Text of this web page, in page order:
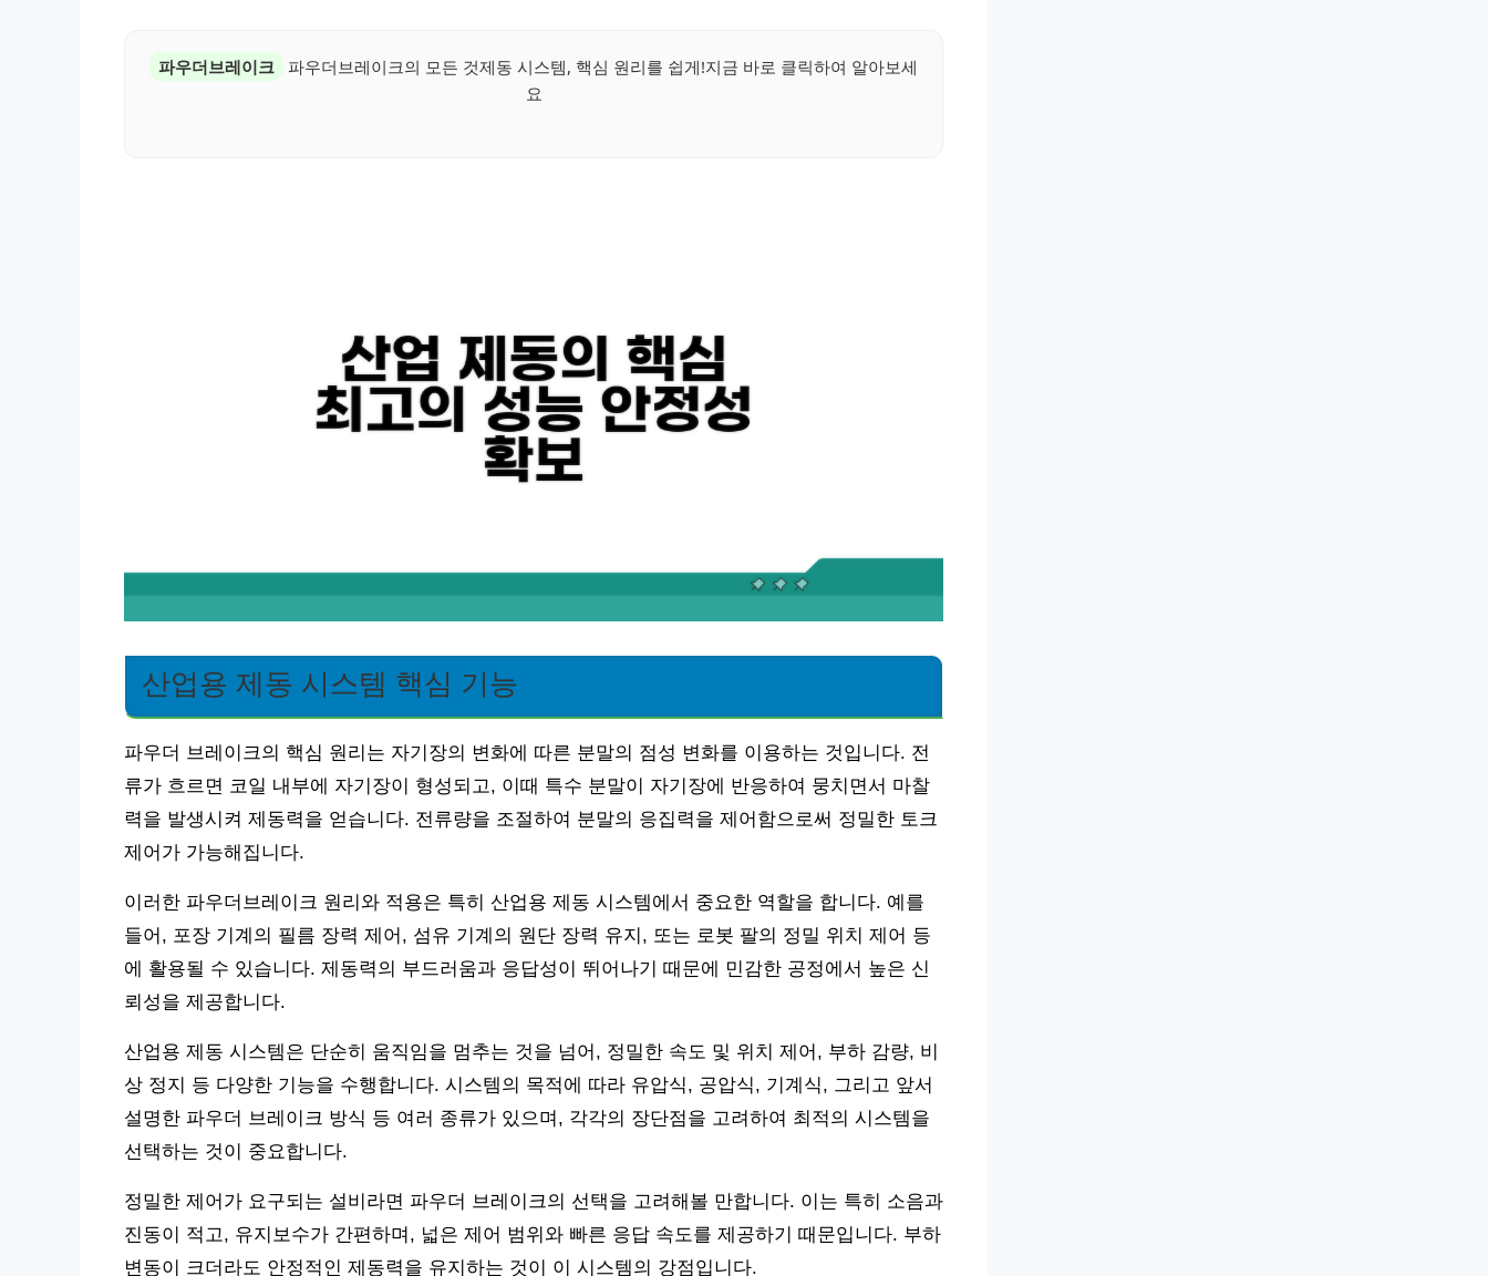
파우더브레이크
파우더브레이크의 모든 것제동 시스템, 핵심 원리를 쉽게!지금 바로 클릭하여 알아보세
요
산업용 제동 시스템 핵심 기능
파우더 브레이크의 핵심 원리는 자기장의 변화에 따른 분말의 점성 변화를 이용하는 것입니다. 전
류가 흐르면 코일 내부에 자기장이 형성되고, 이때 특수 분말이 자기장에 반응하여 뭉치면서 마찰
력을 발생시켜 제동력을 얻습니다. 전류량을 조절하여 분말의 응집력을 제어함으로써 정밀한 토크
제어가 가능해집니다.
이러한 파우더브레이크 원리와 적용은 특히 산업용 제동 시스템에서 중요한 역할을 합니다. 예를
들어, 포장 기계의 필름 장력 제어, 섬유 기계의 원단 장력 유지, 또는 로봇 팔의 정밀 위치 제어 등
에 활용될 수 있습니다. 제동력의 부드러움과 응답성이 뛰어나기 때문에 민감한 공정에서 높은 신
뢰성을 제공합니다.
산업용 제동 시스템은 단순히 움직임을 멈추는 것을 넘어, 정밀한 속도 및 위치 제어, 부하 감량, 비
상 정지 등 다양한 기능을 수행합니다. 시스템의 목적에 따라 유압식, 공압식, 기계식, 그리고 앞서
설명한 파우더 브레이크 방식 등 여러 종류가 있으며, 각각의 장단점을 고려하여 최적의 시스템을
선택하는 것이 중요합니다.
정밀한 제어가 요구되는 설비라면 파우더 브레이크의 선택을 고려해볼 만합니다. 이는 특히 소음과
진동이 적고, 유지보수가 간편하며, 넓은 제어 범위와 빠른 응답 속도를 제공하기 때문입니다. 부하
변동이 크더라도 안정적인 제동력을 유지하는 것이 이 시스템의 강점입니다.